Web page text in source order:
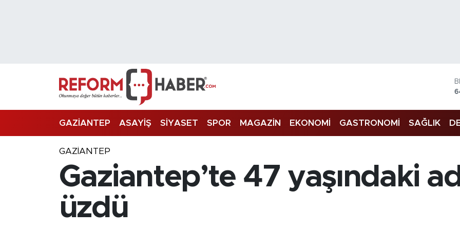
GAZİANTEP ASAYİŞ SİYASET SPOR MAGAZİN EKONOMİ GASTRONOMİ SAĞLIK
GAZIANTEP
Gaziantep’te 47 yaşındaki
üzdü
Trafik Durumu
Süper Lig Puan Durumu ve Fikstür
Son Dakika Haberleri
Haber Arşivi